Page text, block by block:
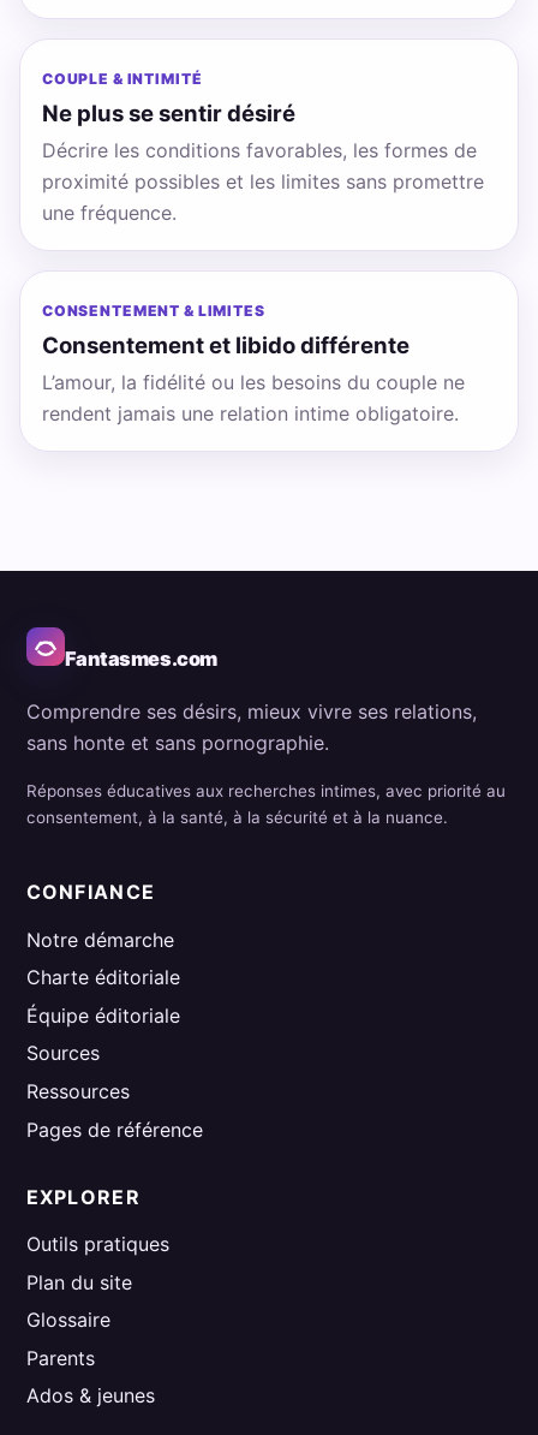
COUPLE & INTIMITÉ
Ne plus se sentir désiré
Décrire les conditions favorables, les formes de
proximité possibles et les limites sans promettre
une fréquence.
CONSENTEMENT & LIMITES
Consentement et libido différente
L’amour, la fidélité ou les besoins du couple ne
rendent jamais une relation intime obligatoire.
Fantasmes.com
Comprendre ses désirs, mieux vivre ses relations,
sans honte et sans pornographie.
Réponses éducatives aux recherches intimes, avec priorité au
consentement, à la santé, à la sécurité et à la nuance.
CONFIANCE
Notre démarche
Charte éditoriale
Équipe éditoriale
Sources
Ressources
Pages de référence
EXPLORER
Outils pratiques
Plan du site
Glossaire
Parents
Ados & jeunes